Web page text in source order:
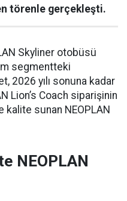
törenle gerçekleşti.
Skyliner otobüsü
segmentteki
2026 yılı sonuna kadar
Lion’s Coach siparişinin
kalite sunan NEOPLAN
NEOPLAN